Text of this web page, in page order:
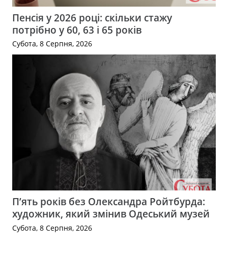
Пенсія у 2026 році: скільки стажу
потрібно у 60, 63 і 65 років
Субота, 8 Серпня, 2026
П’ять років без Олександра Ройтбурда:
художник, який змінив Одеський музей
Субота, 8 Серпня, 2026